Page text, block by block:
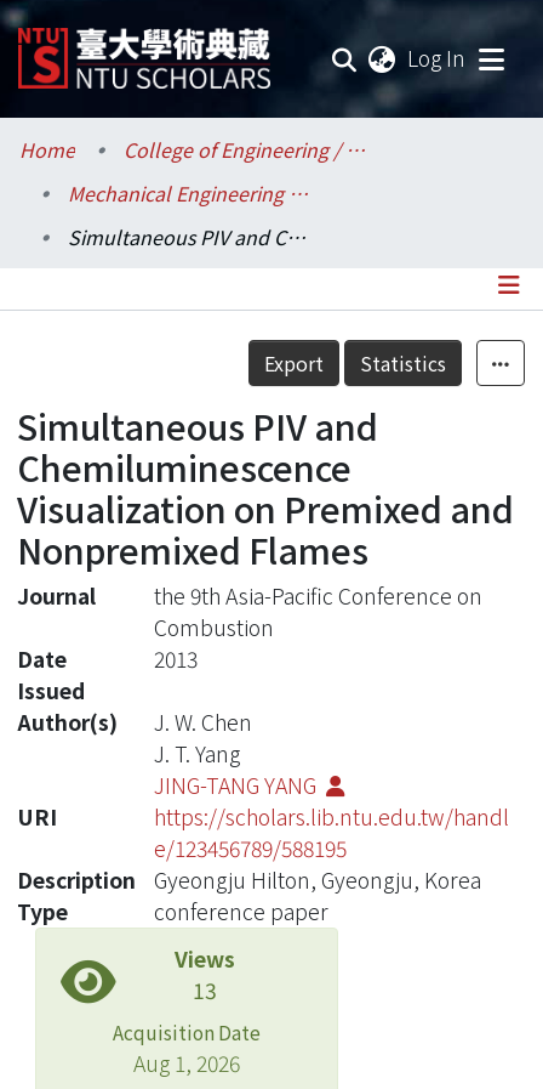
Log In
Communities & Collections
Research Outputs
Statistics
Home
College of Engineering / 工學院
Mechanical Engineering / 機械工程學系
Simultaneous PIV and Chemiluminescence Visualization on Premixed and Nonpremixed Flames
Details
Export Statistics
Simultaneous PIV and
Chemiluminescence
Visualization on Premixed and
Nonpremixed Flames
Journal
the 9th Asia-Pacific Conference on
Combustion
Date
Issued
2013
Author(s)
J. W. Chen
J. T. Yang
JING-TANG YANG
URI
https://scholars.lib.ntu.edu.tw/handl
e/123456789/588195
Description
Gyeongju Hilton, Gyeongju, Korea
Type
conference paper
Views
13
Acquisition Date
Aug 1, 2026